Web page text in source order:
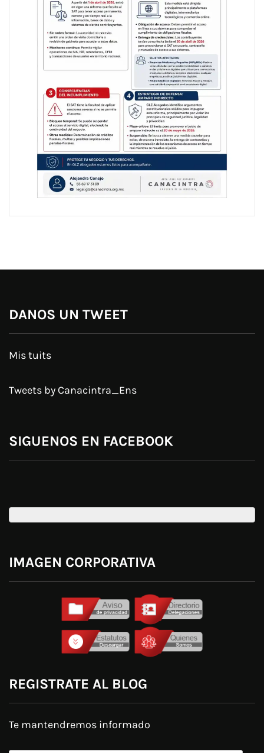
DANOS UN TWEET
Mis tuits
Tweets by Canacintra_Ens
SIGUENOS EN FACEBOOK
IMAGEN CORPORATIVA
REGISTRATE AL BLOG
Te mantendremos informado